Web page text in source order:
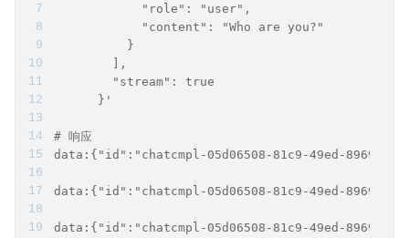
            "role": "user",
            "content": "Who are you?"
          }
        ],
        "stream": true
      }'
# 响应
data:{"id":"chatcmpl-05d06508-81c9-49ed-
data:{"id":"chatcmpl-05d06508-81c9-49ed-
data:{"id":"chatcmpl-05d06508-81c9-49ed-